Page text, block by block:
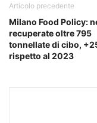
Articolo precedente
Milano Food Policy:
recuperate oltre 795
tonnellate di cibo,
rispetto al 2023